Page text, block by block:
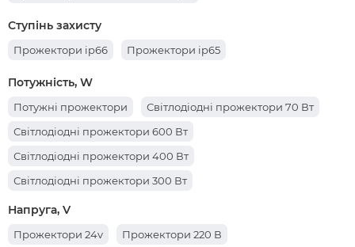
Ступінь захисту
Прожектори ip66 Прожектори ip65
Потужність, W
Потужні прожектори
Світлодіодні прожектори 70 Вт
Світлодіодні прожектори 600 Вт
Світлодіодні прожектори 400 Вт
Світлодіодні прожектори 300 Вт
Світлодіодні прожектори 500 Вт
Світлодіодні прожектори 200 Вт
Напруга, V
Прожектори 24v
Прожектори 220 В